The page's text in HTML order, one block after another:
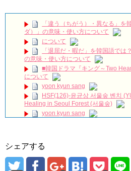
🎬 최진혁 | 뮤지컬 블러디러브
혁 #뮤지컬 #드라큘라 #그날들 #커튼
우새 #최진혁아카이브 NEW!
※ 歌 【 ソガンジュン 沼 】
沼! Netflix 恋はチーズインザトラップ キ
【ぷちナビ】『ペントハウス』
ズン２も見放題配信決定！ NEW!
【年収バレる】一発のギャラ最
二弾】 NEW!
チョン・ウンウ急逝…享年40歳
味とは？韓国俳優の突然の別れ NEW!
ハン・ヘジン 한혜진 – (선공개)
언니&#39; (ft. 도여니의 학창시절) | 편
ハン・ヘジン 한혜진 – Still We (
한가인 –
「ライフ・ オン・ マーズ」
レンタル開始！
「違う（ちがう）・異なる」を
ダ）」の意味・使い方について
について
「退屈だ・暇だ」を韓国語では
の意味・使い方について
■韓国ドラマ『キング～Two
について
yoon kyun sang
HSF(126)-윤균상 서울숲 벤치
Healing in Seoul Forest (서울숲)
yoon kyun sang
九尾狐外伝 メイキング03 ハン・
チョ・ヒョンジェ 조현재 九
キム・テヒの弟イ・ワン♥イ・
シェアする